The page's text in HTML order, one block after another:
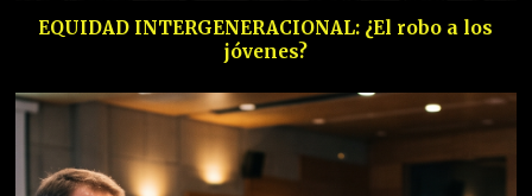
EQUIDAD INTERGENERACIONAL: ¿El robo a los
jóvenes?